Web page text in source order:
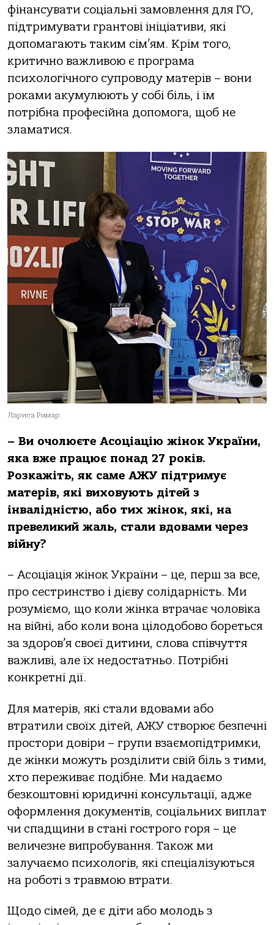
фінансувати соціальні замовлення для ГО,
підтримувати грантові ініціативи, які
допомагають таким сім’ям. Крім того,
критично важливою є програма
психологічного супроводу матерів – вони
роками акумулюють у собі біль, і їм
потрібна професійна допомога, щоб не
зламатися.
Лариса Римар.
– Ви очолюєте Асоціацію жінок України,
яка вже працює понад 27 років.
Розкажіть, як саме АЖУ підтримує
матерів, які виховують дітей з
інвалідністю, або тих жінок, які, на
превеликий жаль, стали вдовами через
війну?
– Асоціація жінок України – це, перш за все,
про сестринство і дієву солідарність. Ми
розуміємо, що коли жінка втрачає чоловіка
на війні, або коли вона цілодобово бореться
за здоров’я своєї дитини, слова співчуття
важливі, але їх недостатньо. Потрібні
конкретні дії.
Для матерів, які стали вдовами або
втратили своїх дітей, АЖУ створює безпечні
простори довіри – групи взаємопідтримки,
де жінки можуть розділити свій біль з тими,
хто переживає подібне. Ми надаємо
безкоштовні юридичні консультації, адже
оформлення документів, соціальних виплат
чи спадщини в стані гострого горя – це
величезне випробування. Також ми
залучаємо психологів, які спеціалізуються
на роботі з травмою втрати.
Щодо сімей, де є діти або молодь з